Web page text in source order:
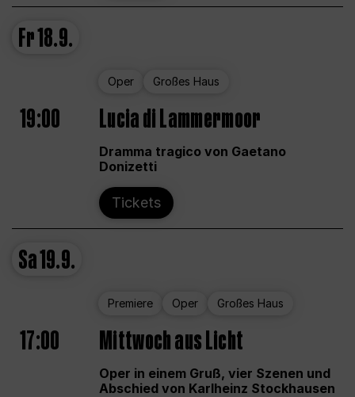
Fr18.9.
Oper Großes Haus
19:00 Lucia di Lammermoor
Dramma tragico von Gaetano
Donizetti
Tickets
Sa19.9.
Premiere Oper Großes Haus
17:00 Mittwoch aus Licht
Oper in einem Gruß, vier Szenen und
Abschied von Karlheinz Stockhausen